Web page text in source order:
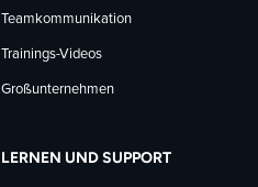
Teamkommunikation
Trainings-Videos
Großunternehmen
LERNEN UND SUPPORT